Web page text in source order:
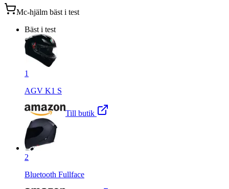
Mc-hjälm bäst i test
Bäst i test
1
AGV K1 S
Till butik
2
Bluetooth Fullface